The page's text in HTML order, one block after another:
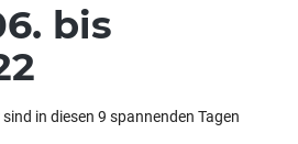
bis
in diesen 9 spannenden Tagen